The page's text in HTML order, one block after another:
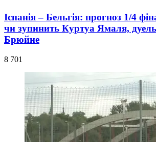
Іспанія – Бельгія: прогноз 1/4
чи зупинить Куртуа Ямаля,
Брюйне
8 701